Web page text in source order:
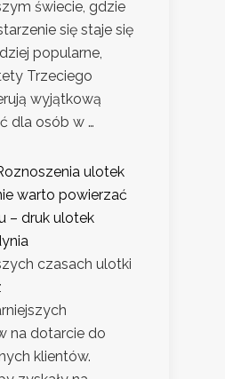
świecie, gdzie
się staje się
popularne,
Trzeciego
wyjątkową
dla osób w …
ulotek
warto powierzać
– druk ulotek
czasach ulotki
na dotarcie do
klientów.